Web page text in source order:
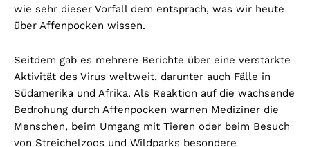
wie sehr dieser Vorfall dem entsprach, was wir heute
über Affenpocken wissen.
Seitdem gab es mehrere Berichte über eine verstärkte
Aktivität des Virus weltweit, darunter auch Fälle in
Südamerika und Afrika. Als Reaktion auf die wachsende
Bedrohung durch Affenpocken warnen Mediziner die
Menschen, beim Umgang mit Tieren oder beim Besuch
von Streichelzoos und Wildparks besondere